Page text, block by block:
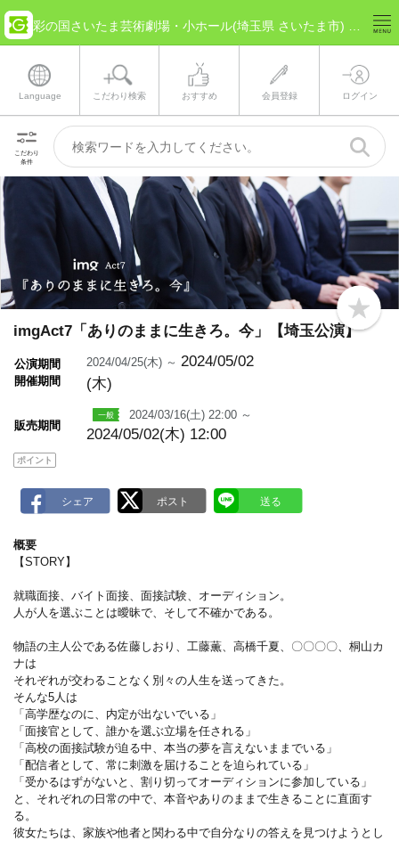
Language こだわり検索 おすすめ 会員登録 ログイン
こだわり
条件
b
o
imgAct7「ありのままに生きろ。今」【埼玉公演】
公演期間
開催期間
2024/04/25(木) ～ 2024/05/02
(木)
販売期間
2024/03/16(土) 22:00 ～
2024/05/02(木) 12:00
ポイント
概要
【STORY】
就職面接、バイト面接、面接試験、オーディション。
人が人を選ぶことは曖昧で、そして不確かである。
物語の主人公である佐藤しおり、工藤薫、高橋千夏、〇〇〇〇、桐山カ
ナは
それぞれが交わることなく別々の人生を送ってきた。
そんな5人は
「高学歴なのに、内定が出ないでいる」
「面接官として、誰かを選ぶ立場を任される」
「高校の面接試験が迫る中、本当の夢を言えないままでいる」
「配信者として、常に刺激を届けることを迫られている」
「受かるはずがないと、割り切ってオーディションに参加している」
と、それぞれの日常の中で、本音やありのままで生きることに直面す
る。
彼女たちは、家族や他者と関わる中で自分なりの答えを見つけようとし